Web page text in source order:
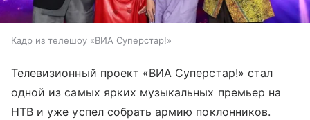
Кадр из телешоу «ВИА Суперстар!»
Телевизионный проект «ВИА Суперстар!» стал
одной из самых ярких музыкальных премьер на
НТВ и уже успел собрать армию поклонников.